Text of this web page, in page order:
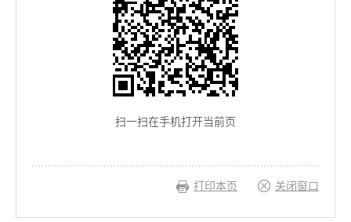
扫一扫在手机打开当前页
打印本页 关闭窗口